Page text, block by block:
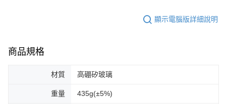
顯示電腦版詳細說明
商品規格
材質 高硼矽玻璃
重量 435g(±5%)